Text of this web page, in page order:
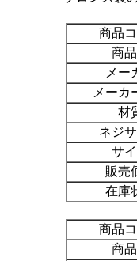
商品
商
メー
メーカ
材
ネジ
サ
販売
在庫
商品
商